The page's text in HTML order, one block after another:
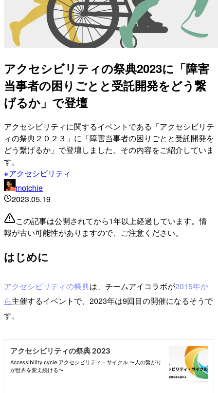
アクセシビリティの祭典2023に「障害
当事者の困りごとと受託開発をどう繋
げるか」で登壇
アクセシビリティに関するイベントである「アクセシビリテ
ィの祭典２０２３」に「障害当事者の困りごとと受託開発を
どう繋げるか」で登壇しました。その内容をご紹介していま
す。
アクセシビリティ
motchie
2023.05.19
この記事は公開されてから1年以上経過しています。情
報が古い可能性がありますので、ご注意ください。
はじめに
アクセシビリティの祭典は、チームアイコラボが2015年か
ら主催するイベントで、2023年は9回目の開催になるそうで
す。